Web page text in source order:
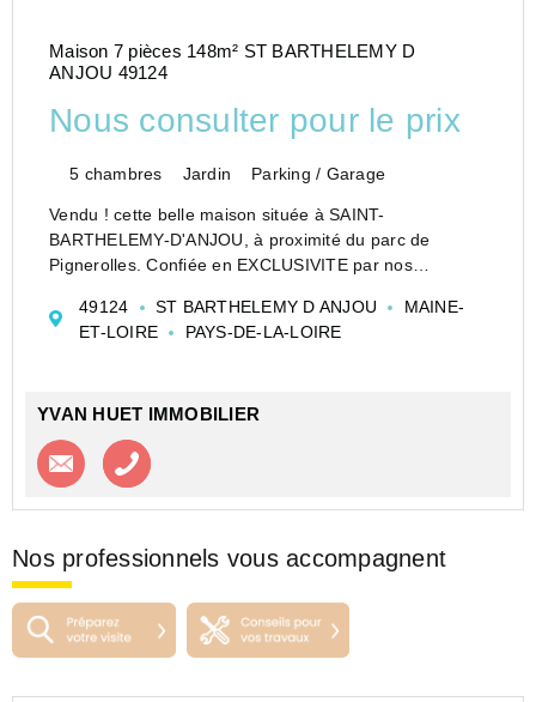
Maison 7 pièces 148m² ST BARTHELEMY D
ANJOU 49124
Nous consulter pour le prix
5 chambres Jardin Parking / Garage
Vendu ! cette belle maison située à SAINT-
BARTHELEMY-D'ANJOU, à proximité du parc de
Pignerolles. Confiée en EXCLUSIVITE par nos
principalement de plain-pied, offrent au rez-de-
chaussée une entrée, une très belle...
49124 ST BARTHELEMY D ANJOU
MAINE-
ET-LOIRE
PAYS-DE-LA-LOIRE
YVAN HUET IMMOBILIER
Contacter l'agence
Nos professionnels vous accompagnent